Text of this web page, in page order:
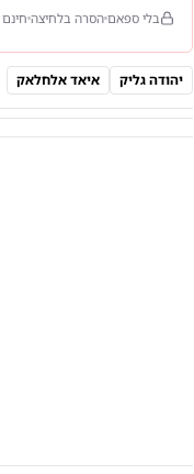
בלי ספאם הסרה בלחיצה
יהודה גליק איאד אלחלאק